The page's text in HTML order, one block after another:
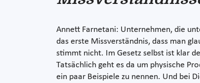
Annett Farnetani: Unternehmen, die
das erste Missverständnis, dass man
stimmt nicht. Im Gesetz selbst ist klar
Tatsächlich geht es da um physische
ein paar Beispiele zu nennen. Und bei